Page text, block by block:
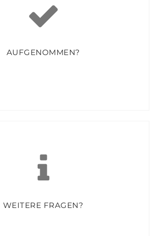
MELDE ICH MICH AN?
AUFGENOMMEN?
ICH AUFGENOMMEN?
verständigt.
WEITERE FRAGEN?